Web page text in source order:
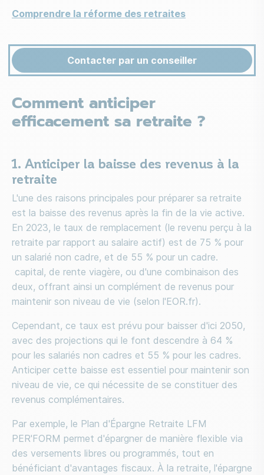
Comprendre la réforme des retraites
Contacter par un conseiller
Comment anticiper
efficacement sa retraite ?
1. Anticiper la baisse des revenus à la
retraite
L'une des raisons principales pour préparer sa retraite
est la baisse des revenus après la fin de la vie active.
En 2023, le taux de remplacement (le revenu perçu à la
retraite par rapport au salaire actif) est de 75 % pour
un salarié non cadre, et de 55 % pour un cadre.
capital, de rente viagère, ou d'une combinaison des
deux, offrant ainsi un complément de revenus pour
maintenir son niveau de vie (selon l'EOR.fr).
Cependant, ce taux est prévu pour baisser d'ici 2050,
avec des projections qui le font descendre à 64 %
pour les salariés non cadres et 55 % pour les cadres.
Anticiper cette baisse est essentiel pour maintenir son
niveau de vie, ce qui nécessite de se constituer des
revenus complémentaires.
Par exemple, le Plan d'Épargne Retraite LFM
PER'FORM permet d'épargner de manière flexible via
des versements libres ou programmés, tout en
bénéficiant d'avantages fiscaux. À la retraite, l'épargne